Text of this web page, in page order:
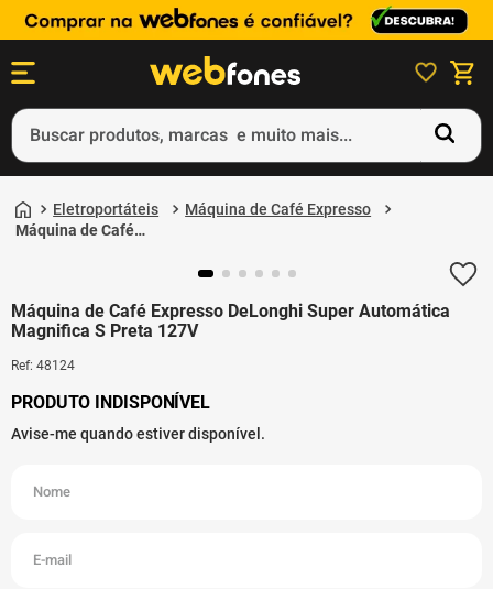
Buscar produtos, marcas e muito mais...
Eletroportáteis
Máquina de Café Expresso
Máquina de Café
Máquina de Café Expresso DeLonghi Super Automática
Magnifica S Preta 127V
Ref: 48124
1º
ps5
3º
smartphone
4º
ps4